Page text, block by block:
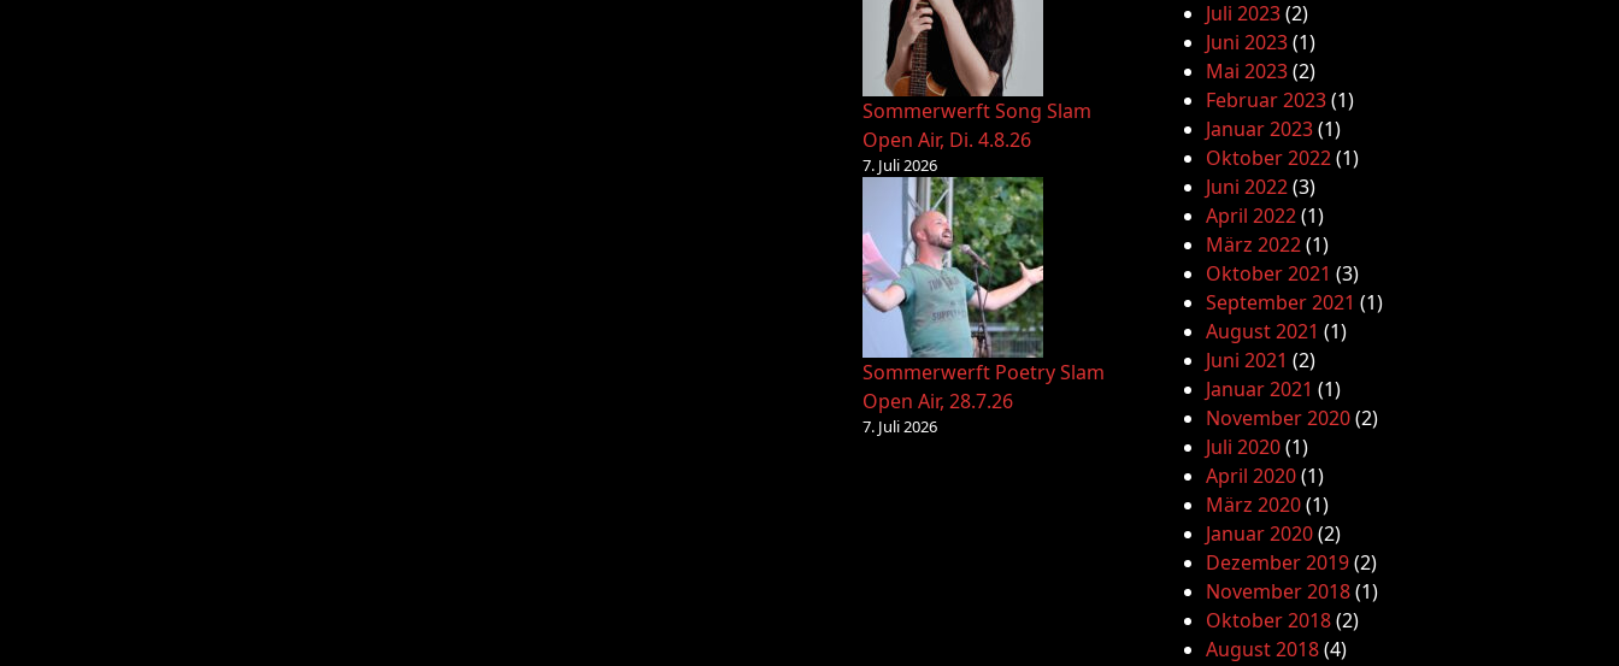
Sommerwerft Song Slam
Open Air, Di. 4.8.26
7. Juli 2026
Sommerwerft Poetry Slam
Open Air, 28.7.26
7. Juli 2026
Juli 2023(2)
Juni 2023(1)
Mai 2023(2)
Februar 2023(1)
Januar 2023(1)
Oktober 2022(1)
Juni 2022(3)
April 2022(1)
März 2022(1)
Oktober 2021 (3)
September 2021 (1)
August 2021 (1)
Juni 2021 (2)
Januar 2021 (1)
November 2020(2)
Juli 2020(1)
April 2020(1)
März 2020(1)
Januar 2020(2)
Dezember 2019(2)
November 2018(1)
Oktober 2018(2)
August 2018(4)